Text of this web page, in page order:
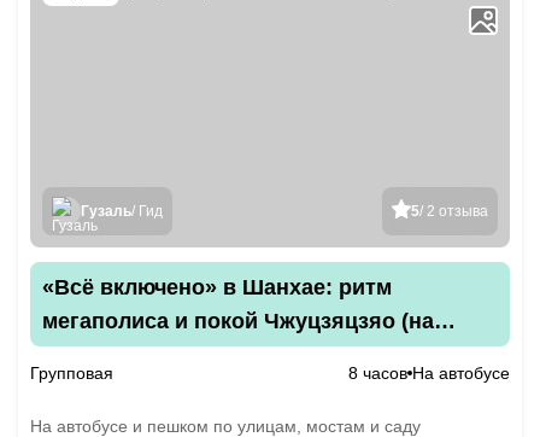
5/ 2 отзыва
Гузаль/ Гид
«Всё включено» в Шанхае: ритм
мегаполиса и покой Чжуцзяцзяо (на
Групповая 8 часов На автобусе
На автобусе и пешком по улицам, мостам и саду